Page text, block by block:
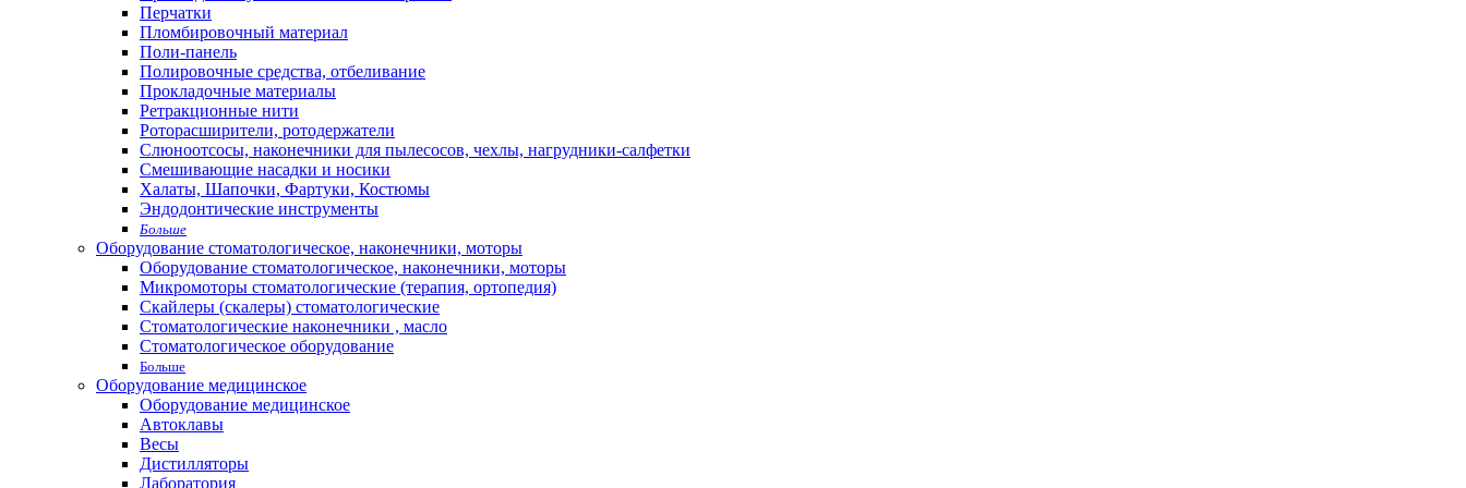
Перчатки
Пломбировочный материал
Поли-панель
Полировочные средства, отбеливание
Прокладочные материалы
Ретракционные нити
Роторасширители, ротодержатели
Слюноотсосы, наконечники для пылесосов, чехлы, нагрудники-салфетки
Смешивающие насадки и носики
Халаты, Шапочки, Фартуки, Костюмы
Эндодонтические инструменты
Больше
Оборудование стоматологическое, наконечники, моторы
Оборудование стоматологическое, наконечники, моторы
Микромоторы стоматологические (терапия, ортопедия)
Скайлеры (скалеры) стоматологические
Стоматологические наконечники , масло
Стоматологическое оборудование
Больше
Оборудование медицинское
Оборудование медицинское
Автоклавы
Весы
Дистилляторы
Лаборатория